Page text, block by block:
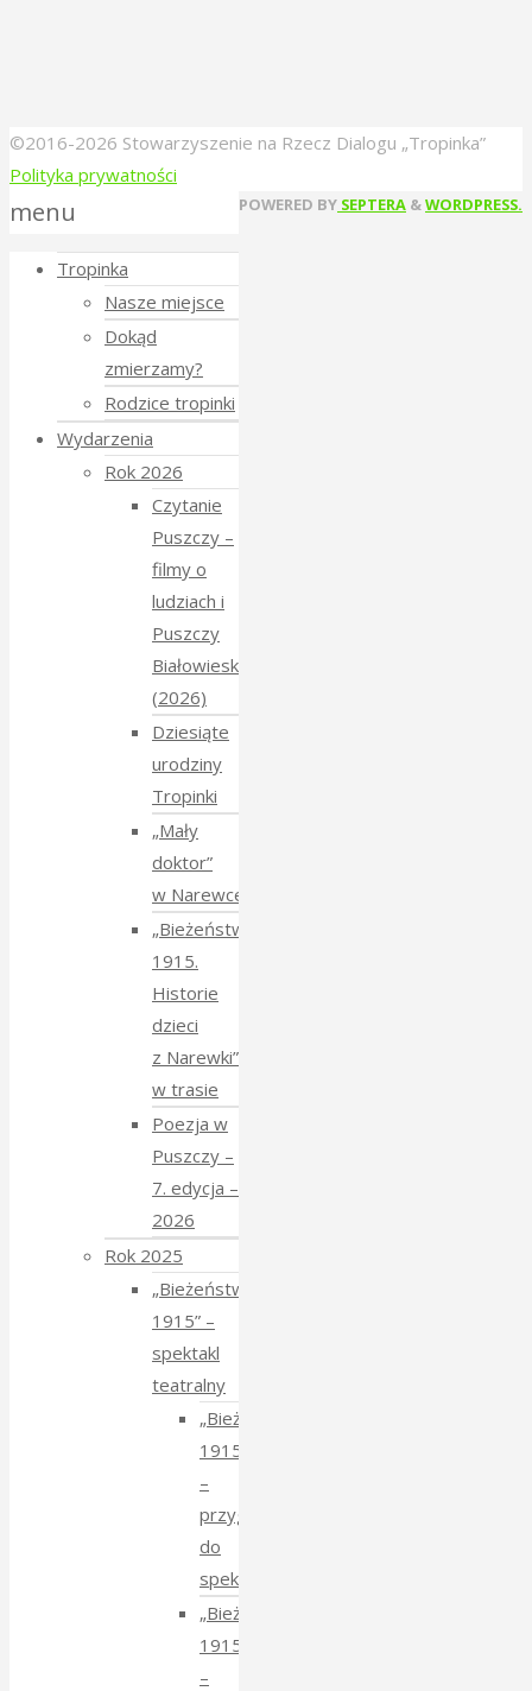
©2016-2026 Stowarzyszenie na Rzecz Dialogu „Tropinka”
Polityka prywatności
POWERED BY SEPTERA &WORDPRESS.
Back
Top
menu
Tropinka
Nasze miejsce
Dokąd
zmierzamy?
Rodzice tropinki
Wydarzenia
Rok 2026
Czytanie
Puszczy –
filmy o
ludziach i
Puszczy
Białowieskiej
(2026)
Dziesiąte
urodziny
Tropinki
„Mały
doktor”
w Narewce
„Bieżeństwo
1915.
Historie
dzieci
z Narewki”
w trasie
Poezja w
Puszczy –
7. edycja –
2026
Rok 2025
„Bieżeństwo
1915” –
spektakl
teatralny
„Bieżeństwo
1915”
–
przygotowania
do
spektaklu
„Bieżeństwo
1915”
–